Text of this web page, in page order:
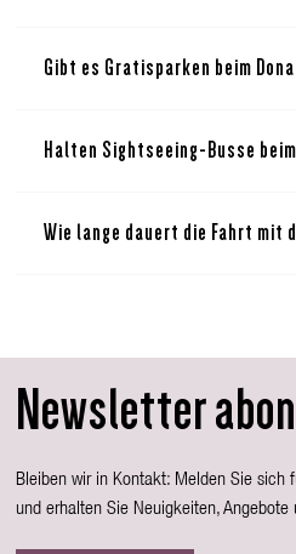
Gibt es Gratisparken beim
Halten Sightseeing-Busse
Wie lange dauert die Fahrt mit
Newsletter
Bleiben wir in Kontakt: Melden Sie sich
und erhalten Sie Neuigkeiten,